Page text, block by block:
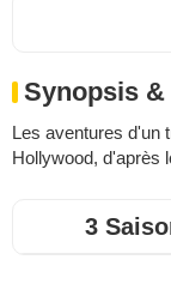
Synopsis &
Les aventures d'un
Hollywood, d'après
3